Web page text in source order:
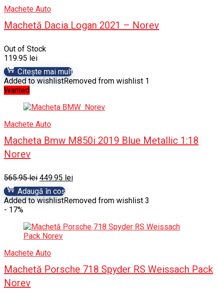
Machete Auto
Machetă Dacia Logan 2021 – Norev
Out of Stock
119.95 lei
Citește mai mult
Added to wishlistRemoved from wishlist 1
Wanted
Machete Auto
Macheta Bmw M850i 2019 Blue Metallic 1:18
Norev
565.95lei Prețul
inițial
a
fost:
449.95 leiPrețul
449.95 lei.
Adaugă în coș
Added to wishlistRemoved from wishlist 3
- 17%
Machete Auto
Machetă Porsche 718 Spyder RS Weissach Pack
Norev